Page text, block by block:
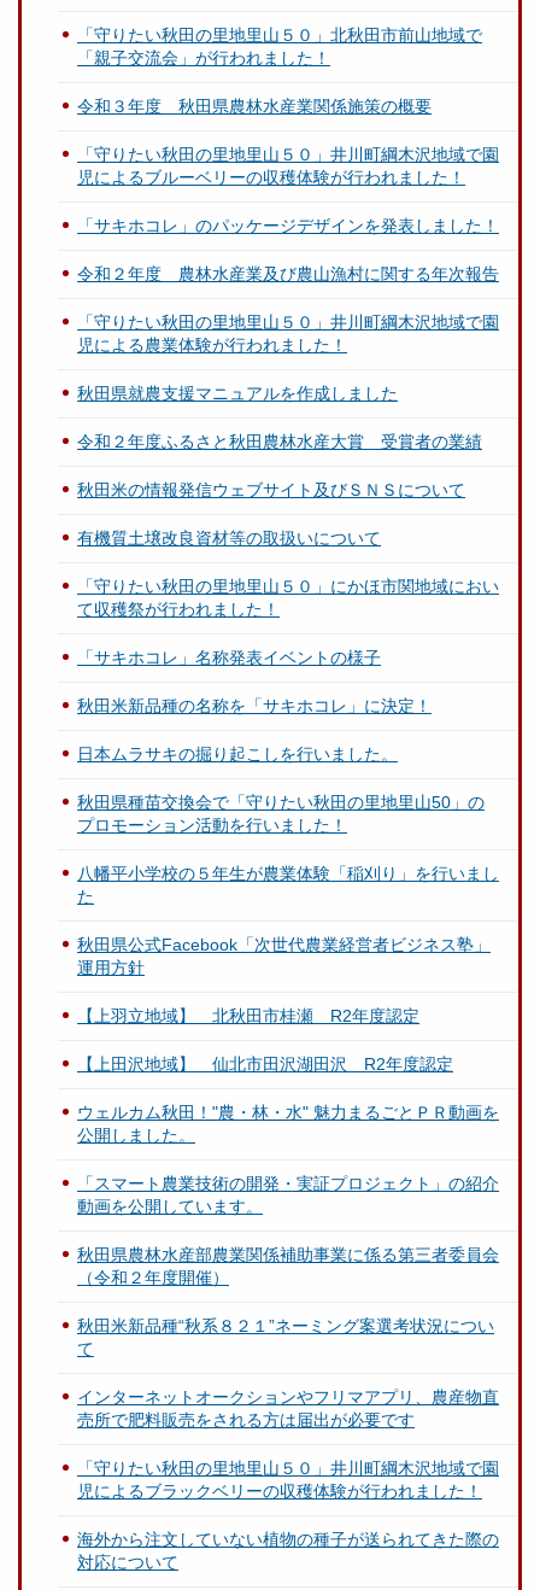
「守りたい秋田の里地里山５０」北秋田市前山地域で
「親子交流会」が行われました！
令和３年度 秋田県農林水産業関係施策の概要
「守りたい秋田の里地里山５０」井川町綱木沢地域で園
児によるブルーベリーの収穫体験が行われました！
「サキホコレ」のパッケージデザインを発表しました！
令和２年度 農林水産業及び農山漁村に関する年次報告
「守りたい秋田の里地里山５０」井川町綱木沢地域で園
児による農業体験が行われました！
秋田県就農支援マニュアルを作成しました
令和２年度ふるさと秋田農林水産大賞 受賞者の業績
秋田米の情報発信ウェブサイト及びＳＮＳについて
有機質土壌改良資材等の取扱いについて
「守りたい秋田の里地里山５０」にかほ市関地域におい
て収穫祭が行われました！
「サキホコレ」名称発表イベントの様子
秋田米新品種の名称を「サキホコレ」に決定！
日本ムラサキの掘り起こしを行いました。
秋田県種苗交換会で「守りたい秋田の里地里山50」の
プロモーション活動を行いました！
八幡平小学校の５年生が農業体験「稲刈り」を行いまし
た
秋田県公式Facebook「次世代農業経営者ビジネス塾」
運用方針
【上羽立地域】 北秋田市桂瀬 R2年度認定
【上田沢地域】 仙北市田沢湖田沢 R2年度認定
ウェルカム秋田！"農・林・水" 魅力まるごとＰＲ動画を
公開しました。
「スマート農業技術の開発・実証プロジェクト」の紹介
動画を公開しています。
秋田県農林水産部農業関係補助事業に係る第三者委員会
（令和２年度開催）
秋田米新品種“秋系８２１”ネーミング案選考状況につい
て
インターネットオークションやフリマアプリ、農産物直
売所で肥料販売をされる方は届出が必要です
「守りたい秋田の里地里山５０」井川町綱木沢地域で園
児によるブラックベリーの収穫体験が行われました！
海外から注文していない植物の種子が送られてきた際の
対応について